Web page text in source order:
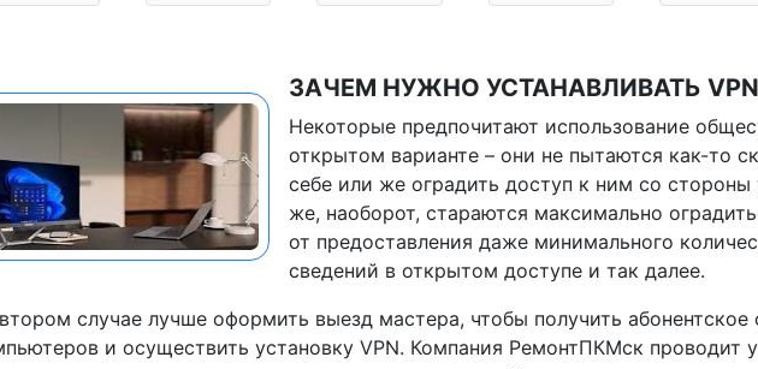
ЗАЧЕМ НУЖНО УСТАНАВЛИВАТЬ
Некоторые предпочитают использование
открытом варианте – они не пытаются как-то
себе или же оградить доступ к ним со стороны
же, наоборот, стараются максимально
от предоставления даже минимального
сведений в открытом доступе и так далее.
случае лучше оформить выезд мастера, чтобы получить абонентское
и осуществить установку VPN. Компания РемонтПКМск проводит